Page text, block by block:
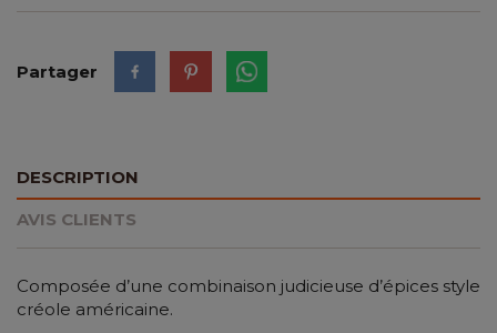
Partager
DESCRIPTION
AVIS CLIENTS
Composée d’une combinaison judicieuse d’épices style
créole américaine.